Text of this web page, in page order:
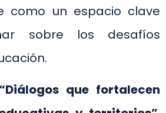
como un espacio clave
sobre los desafíos
“Diálogos que fortalecen